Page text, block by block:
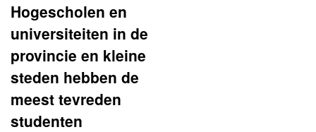
Hogescholen en
universiteiten in de
provincie en kleine
steden hebben de
meest tevreden
studenten